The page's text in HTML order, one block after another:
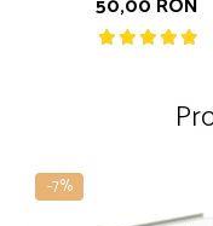
50,00 RON
-7%